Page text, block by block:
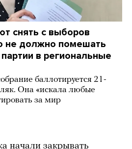
снять с выборов
не должно помешать
в региональные
баллотируется 21-
Она «искала любые
за мир
начали закрывать